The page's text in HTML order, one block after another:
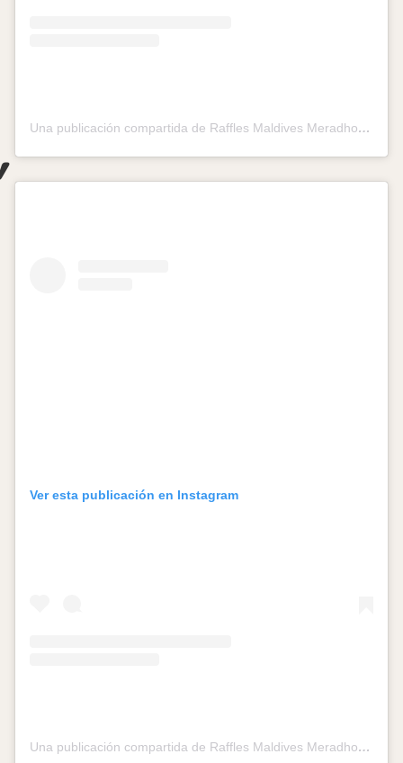
Una publicación compartida de Raffles Maldives Meradhoo (@rafflesmaldives)
Ver esta publicación en Instagram
Una publicación compartida de Raffles Maldives Meradhoo (@rafflesmaldives)